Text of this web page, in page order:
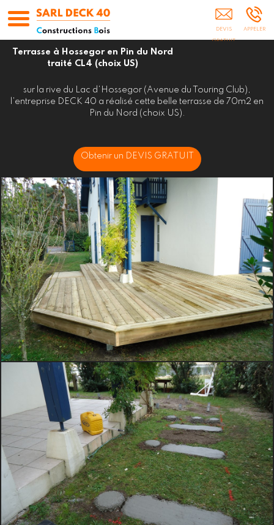
Terrasse à Hossegor en Pin du Nord
traité CL4 (choix US)
sur la rive du Lac d'Hossegor (Avenue du Touring Club),
l'entreprise DECK 40 a réalisé cette belle terrasse de 70m2 en
Pin du Nord (choix US).
Obtenir un DEVIS GRATUIT